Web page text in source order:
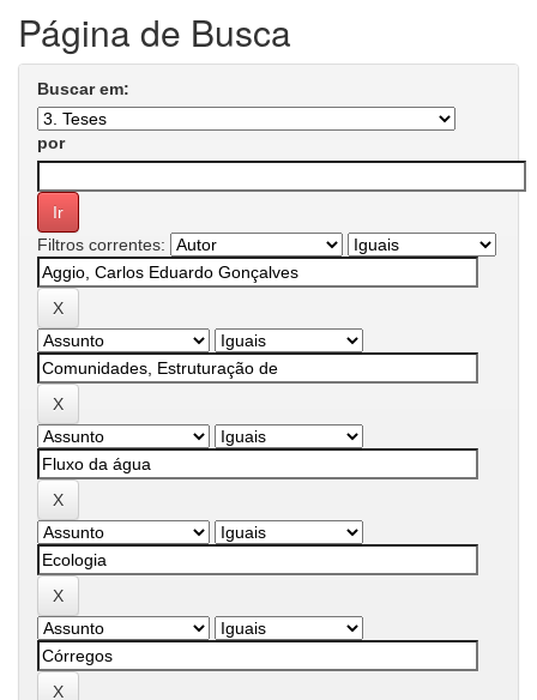
Página de Busca
Buscar em:
por
Filtros correntes: